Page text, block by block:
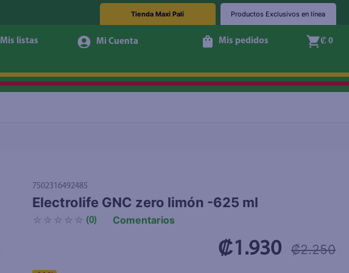
Tienda Maxi Palí Productos Exclusivos en línea
Mis listas Mis pedidos ₡ 0
7502316492485
Electrolife GNC zero limón -625 ml
☆ ☆ ☆ ☆ ☆ (0) Comentarios
₡2.250
₡1.930